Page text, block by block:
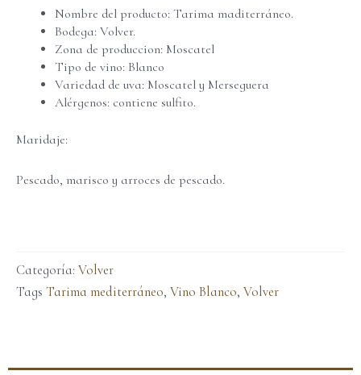
Nombre del producto: Tarima maditerráneo.
Bodega: Volver.
Zona de produccion: Moscatel
Tipo de vino: Blanco
Variedad de uva: Moscatel y Merseguera
Alérgenos: contiene sulfito.
Maridaje:
Pescado, marisco y arroces de pescado.
Categoría: Volver
Tags Tarima mediterráneo, Vino Blanco, Volver